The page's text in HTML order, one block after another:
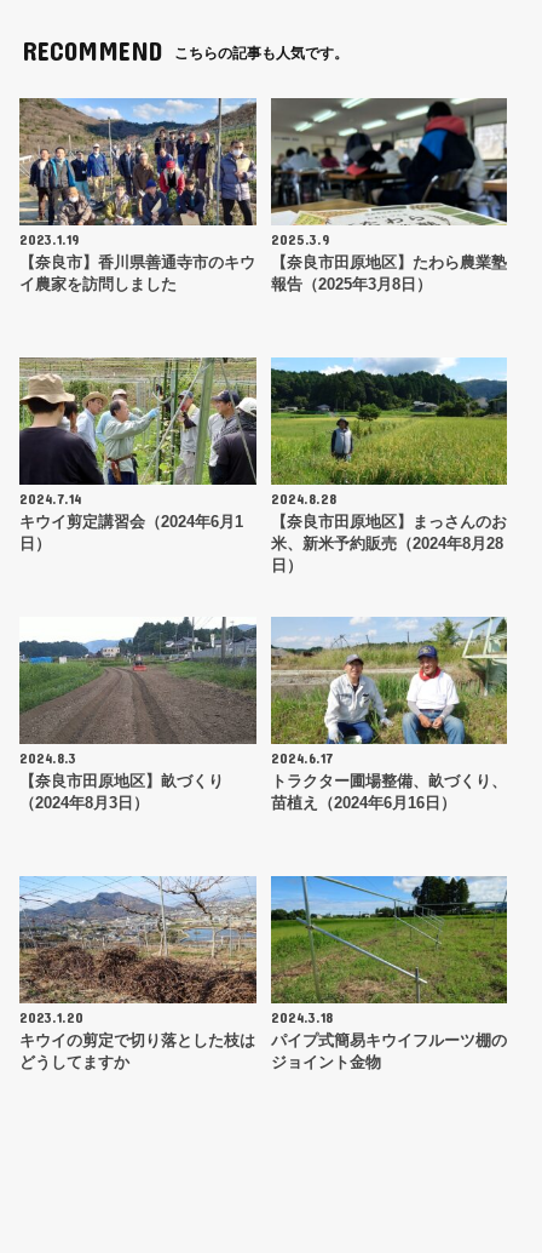
RECOMMEND こちらの記事も人気です。
2023.1.19
【奈良市】香川県善通寺市のキウ
イ農家を訪問しました
2025.3.9
【奈良市田原地区】たわら農業塾
報告（2025年3月8日）
2024.7.14
キウイ剪定講習会（2024年6月1
日）
2024.8.28
【奈良市田原地区】まっさんのお
米、新米予約販売（2024年8月28
日）
2024.8.3
【奈良市田原地区】畝づくり
（2024年8月3日）
2024.6.17
トラクター圃場整備、畝づくり、
苗植え（2024年6月16日）
2023.1.20
キウイの剪定で切り落とした枝は
どうしてますか
2024.3.18
パイプ式簡易キウイフルーツ棚の
ジョイント金物